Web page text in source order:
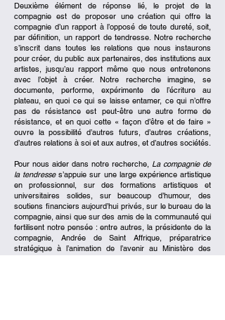
Deuxième élément de réponse lié, le projet de la
compagnie est de proposer une création qui offre la
compagnie d’un rapport à l’opposé de toute dureté, soit,
par définition, un rapport de tendresse. Notre recherche
s’inscrit dans toutes les relations que nous instaurons
pour créer, du public aux partenaires, des institutions aux
artistes, jusqu’au rapport même que nous entretenons
avec l’objet à créer. Notre recherche imagine, se
documente, performe, expérimente de l’écriture au
plateau, en quoi ce qui se laisse entamer, ce qui n’offre
pas de résistance est peut-être une autre forme de
résistance, et en quoi cette « façon d’être et de faire »
ouvre la possibilité d’autres futurs, d’autres créations,
d’autres relations à soi et aux autres, et d’autres sociétés.
Pour nous aider dans notre recherche, La compagnie de
la tendresses’appuie sur une large expérience artistique
en professionnel, sur des formations artistiques et
universitaires solides, sur beaucoup d’humour, des
soutiens financiers aujourd’hui privés, sur le bureau de la
compagnie, ainsi que sur des amis de la communauté qui
fertilisent notre pensée : entre autres, la présidente de la
compagnie, Andrée de Saint Affrique, préparatrice
stratégique à l’animation de l’avenir au Ministère des